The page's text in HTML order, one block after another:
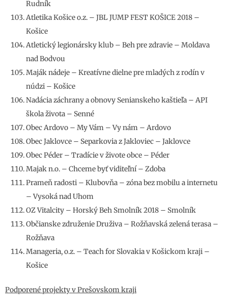
Rudník
Atletika Košice o.z. – JBL JUMP FEST KOŠICE 2018 –
Košice
Atletický legionársky klub – Beh pre zdravie – Moldava
nad Bodvou
Maják nádeje – Kreatívne dielne pre mladých z rodín v
núdzi – Košice
Nadácia záchrany a obnovy Senianskeho kaštieľa – API
škola života – Senné
Obec Ardovo – My Vám – Vy nám – Ardovo
Obec Jaklovce – Separkovia z Jakloviec – Jaklovce
Obec Péder – Tradície v živote obce – Péder
Majak n.o. – Chceme byť viditeľní – Zdoba
Prameň radosti – Klubovňa – zóna bez mobilu a internetu
– Vysoká nad Uhom
OZ Vitalcity – Horský Beh Smolník 2018 – Smolník
Občianske združenie Druživa – Rožňavská zelená terasa –
Rožňava
Manageria, o.z. – Teach for Slovakia v Košickom kraji –
Košice
Podporené projekty v Prešovskom kraji